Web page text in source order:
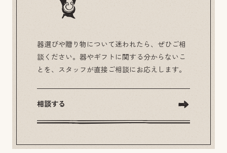
器選びや贈り物について迷われたら、ぜひご相
談ください。器やギフトに関する分からないこ
とを、スタッフが直接ご相談にお応えします。
相談する